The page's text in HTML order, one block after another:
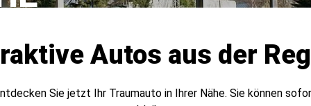
Autos aus der
Sie jetzt Ihr Traumauto in Ihrer Nähe. Sie können